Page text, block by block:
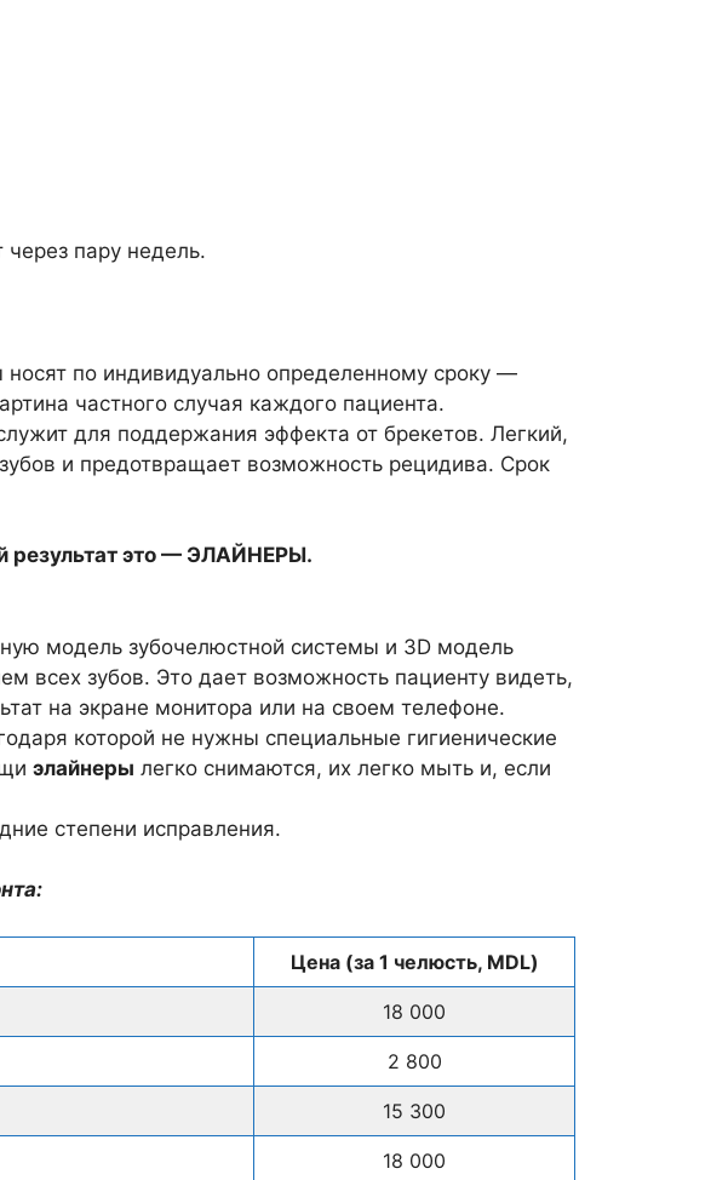
пару недель.
по индивидуально определенному сроку —
частного случая каждого пациента.
для поддержания эффекта от брекетов. Легкий,
и предотвращает возможность рецидива. Срок
результат это — ЭЛАЙНЕРЫ.
модель зубочелюстной системы и 3D модель
всех зубов. Это дает возможность пациенту видеть,
на экране монитора или на своем телефоне.
которой не нужны специальные гигиенические
элайнеры легко снимаются, их легко мыть и, если
степени исправления.
Цена (за 1 челюсть, MDL)
18 000
2 800
15 300
18 000